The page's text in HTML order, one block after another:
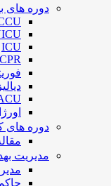
دوره های
ICU
CPR
دیالیز
دوره های
مدیریت